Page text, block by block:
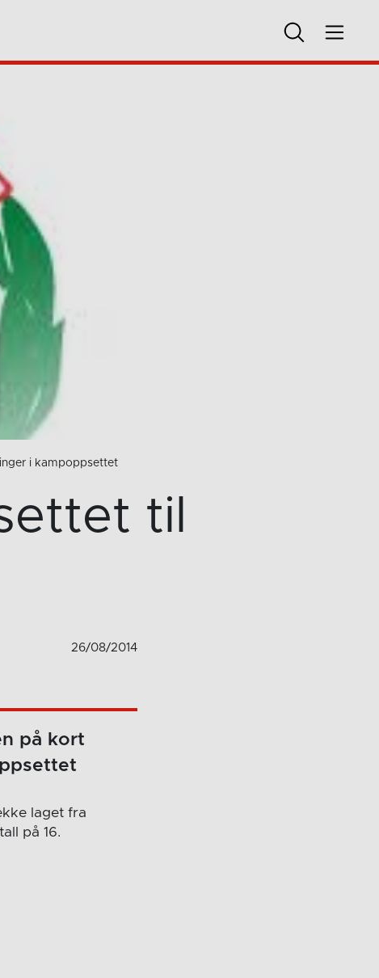
i kampoppsettet
til
26/08/2014
på kort
laget fra
på 16.